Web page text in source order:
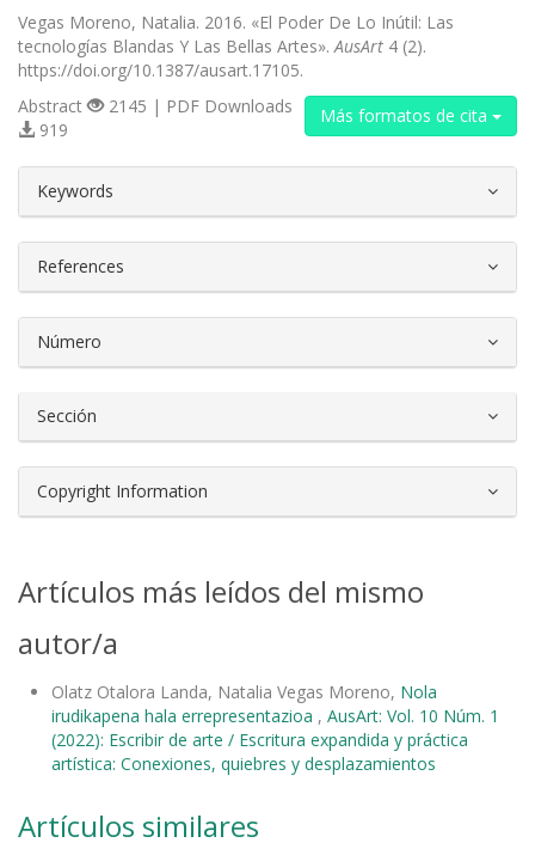
Vegas Moreno, Natalia. 2016. «El Poder De Lo Inútil: Las
tecnologías Blandas Y Las Bellas Artes». AusArt 4 (2).
https://doi.org/10.1387/ausart.17105.
Más formatos de cita
Abstract
2145 | PDF Downloads
919
Keywords
References
Número
Sección
Copyright Information
Artículos más leídos del mismo
autor/a
Olatz Otalora Landa, Natalia Vegas Moreno, Nola
irudikapena hala errepresentazioa , AusArt: Vol. 10 Núm. 1
(2022): Escribir de arte / Escritura expandida y práctica
artística: Conexiones, quiebres y desplazamientos
Artículos similares